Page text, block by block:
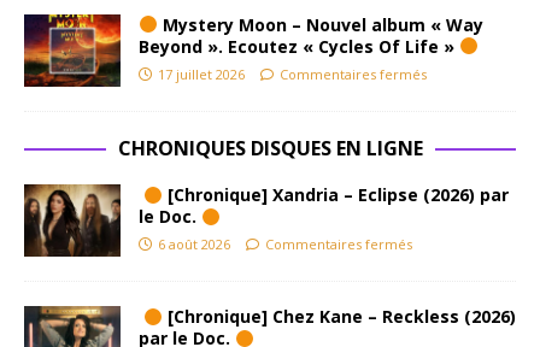
Mystery Moon – Nouvel album « Way
Beyond ». Ecoutez « Cycles Of Life »
17 juillet 2026 Commentaires fermés
CHRONIQUES DISQUES EN LIGNE
[Chronique] Xandria – Eclipse (2026) par
le Doc.
6 août 2026 Commentaires fermés
[Chronique] Chez Kane – Reckless (2026)
par le Doc.